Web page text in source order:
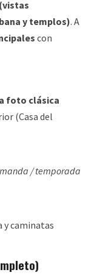
y templos). A
con
foto clásica
(Casa del
/ temporada
y caminatas